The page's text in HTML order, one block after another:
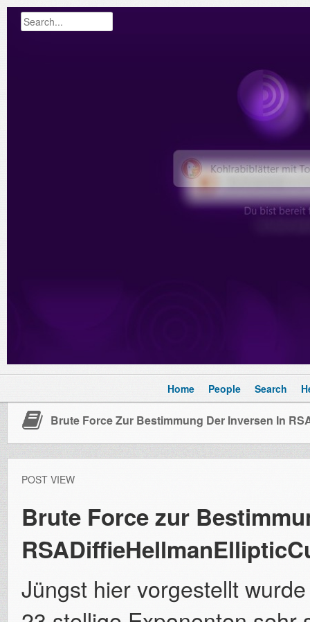
Home People Search
Brute Force Zur Bestimmung Der Inversen In
POST VIEW
Brute Force zur
Jüngst hier vorgestellt